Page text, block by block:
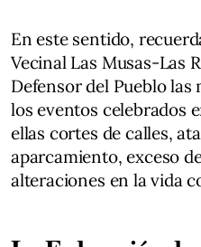
En este sentido,
Vecinal Las Musas-Las
Defensor del Pueblo las
los eventos celebrados
ellas cortes de calles,
aparcamiento, exceso
alteraciones en la vida